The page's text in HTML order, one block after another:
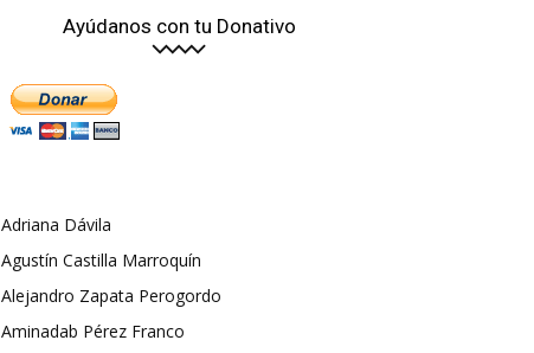
Ayúdanos con tu Donativo
Adriana Dávila
Agustín Castilla Marroquín
Alejandro Zapata Perogordo
Aminadab Pérez Franco